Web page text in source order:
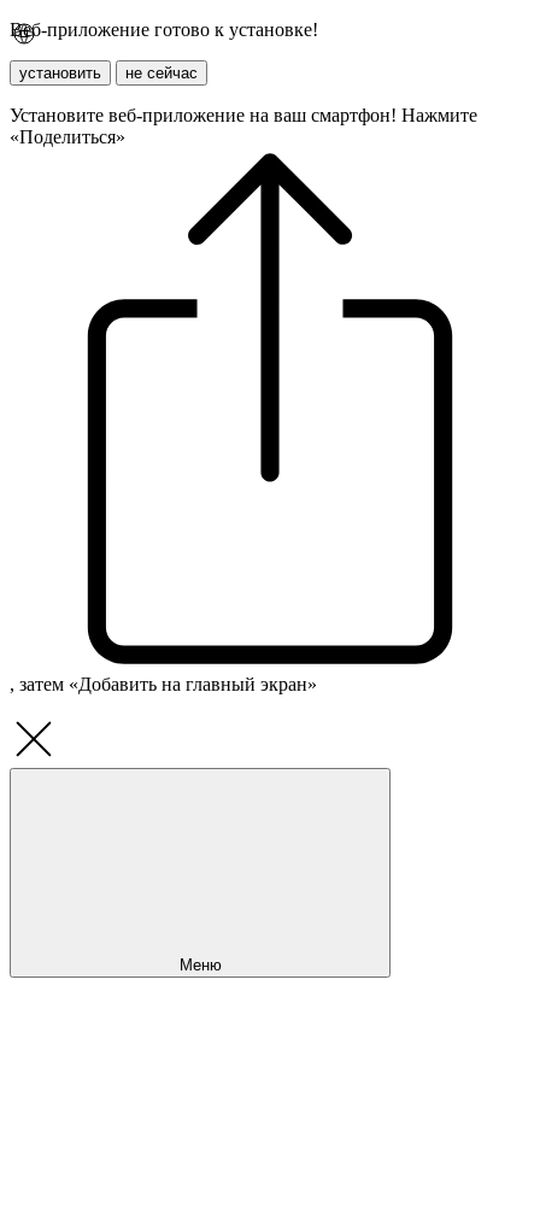
Веб-приложение готово к установке!
установить не сейчас
Установите веб-приложение на ваш смартфон! Нажмите
«Поделиться»
, затем «Добавить на главный экран»
Меню